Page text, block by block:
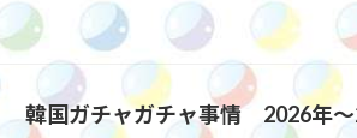
韓国ガチャガチャ事情 2026年